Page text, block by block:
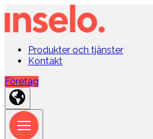
Produkter och tjänster
Kontakt
Företag